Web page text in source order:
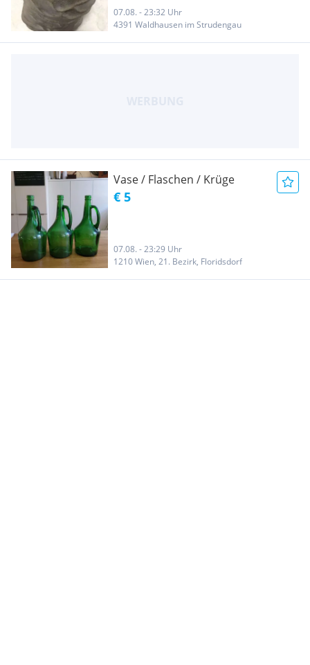
07.08. - 23:32 Uhr
4391 Waldhausen im Strudengau
Vase / Flaschen / Krüge
€ 5
07.08. - 23:29 Uhr
1210 Wien, 21. Bezirk, Floridsdorf